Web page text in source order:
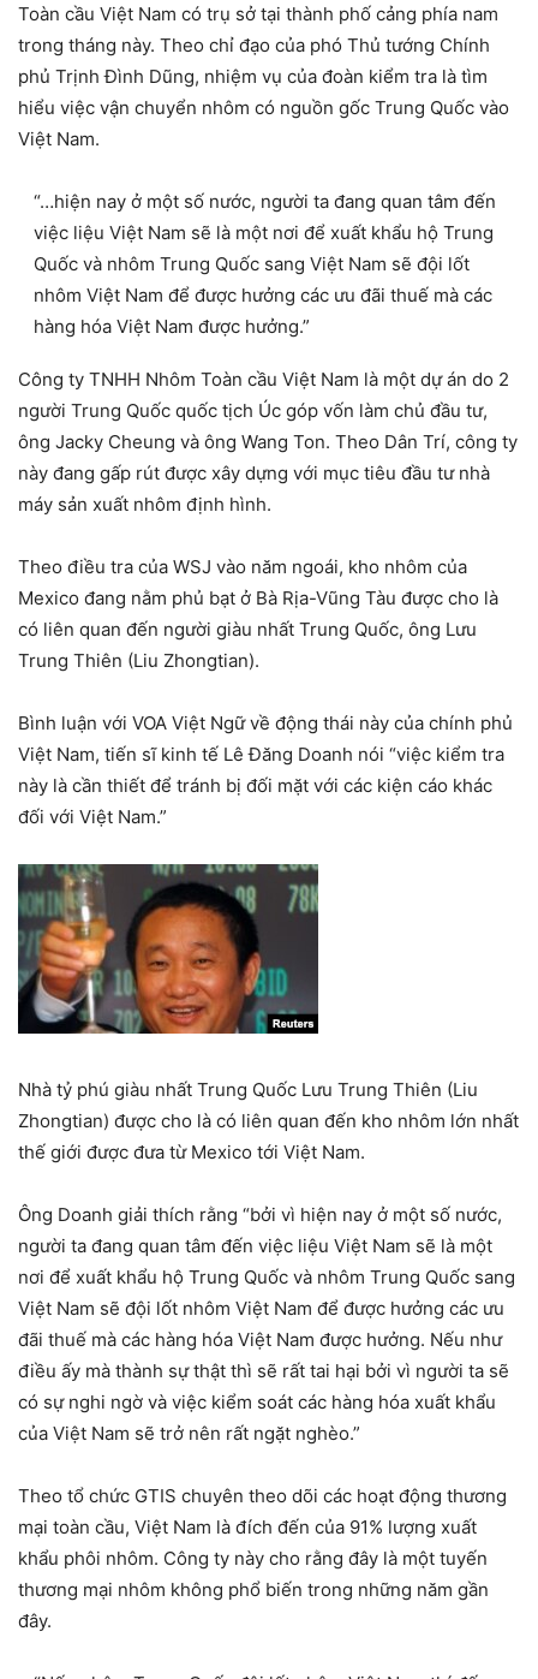
Toàn cầu Việt Nam có trụ sở tại thành phố cảng phía nam
trong tháng này. Theo chỉ đạo của phó Thủ tướng Chính
phủ Trịnh Đình Dũng, nhiệm vụ của đoàn kiểm tra là tìm
hiểu việc vận chuyển nhôm có nguồn gốc Trung Quốc vào
Việt Nam.
“…hiện nay ở một số nước, người ta đang quan tâm đến
việc liệu Việt Nam sẽ là một nơi để xuất khẩu hộ Trung
Quốc và nhôm Trung Quốc sang Việt Nam sẽ đội lốt
nhôm Việt Nam để được hưởng các ưu đãi thuế mà các
hàng hóa Việt Nam được hưởng.”
Công ty TNHH Nhôm Toàn cầu Việt Nam là một dự án do 2
người Trung Quốc quốc tịch Úc góp vốn làm chủ đầu tư,
ông Jacky Cheung và ông Wang Ton. Theo Dân Trí, công ty
này đang gấp rút được xây dựng với mục tiêu đầu tư nhà
máy sản xuất nhôm định hình.
Theo điều tra của WSJ vào năm ngoái, kho nhôm của
Mexico đang nằm phủ bạt ở Bà Rịa-Vũng Tàu được cho là
có liên quan đến người giàu nhất Trung Quốc, ông Lưu
Trung Thiên (Liu Zhongtian).
Bình luận với VOA Việt Ngữ về động thái này của chính phủ
Việt Nam, tiến sĩ kinh tế Lê Đăng Doanh nói “việc kiểm tra
này là cần thiết để tránh bị đối mặt với các kiện cáo khác
đối với Việt Nam.”
Nhà tỷ phú giàu nhất Trung Quốc Lưu Trung Thiên (Liu
Zhongtian) được cho là có liên quan đến kho nhôm lớn nhất
thế giới được đưa từ Mexico tới Việt Nam.
Ông Doanh giải thích rằng “bởi vì hiện nay ở một số nước,
người ta đang quan tâm đến việc liệu Việt Nam sẽ là một
nơi để xuất khẩu hộ Trung Quốc và nhôm Trung Quốc sang
Việt Nam sẽ đội lốt nhôm Việt Nam để được hưởng các ưu
đãi thuế mà các hàng hóa Việt Nam được hưởng. Nếu như
điều ấy mà thành sự thật thì sẽ rất tai hại bởi vì người ta sẽ
có sự nghi ngờ và việc kiểm soát các hàng hóa xuất khẩu
của Việt Nam sẽ trở nên rất ngặt nghèo.”
Theo tổ chức GTIS chuyên theo dõi các hoạt động thương
mại toàn cầu, Việt Nam là đích đến của 91% lượng xuất
khẩu phôi nhôm. Công ty này cho rằng đây là một tuyến
thương mại nhôm không phổ biến trong những năm gần
đây.